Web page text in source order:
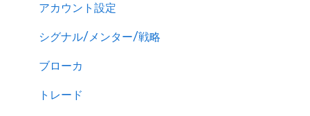
アカウント設定
シグナル/メンター/戦略
ブローカ
トレード